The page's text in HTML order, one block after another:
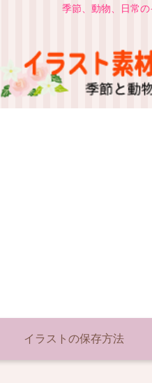
季節、動物、日常
イラストの保存方法